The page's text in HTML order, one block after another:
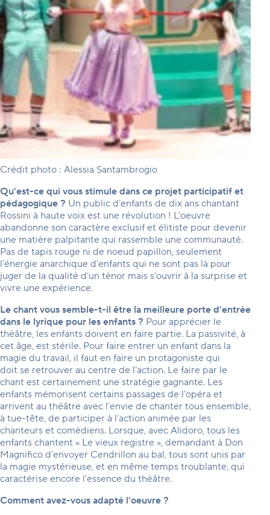
Crédit photo : Alessia Santambrogio
Qu’est-ce qui vous stimule dans ce projet participatif et
pédagogique ? Un public d’enfants de dix ans chantant
Rossini à haute voix est une révolution ! L’oeuvre
abandonne son caractère exclusif et élitiste pour devenir
une matière palpitante qui rassemble une communauté.
Pas de tapis rouge ni de noeud papillon, seulement
l’énergie anarchique d’enfants qui ne sont pas là pour
juger de la qualité d’un ténor mais s’ouvrir à la surprise et
vivre une expérience.
Le chant vous semble-t-il être la meilleure porte d’entrée
dans le lyrique pour les enfants ? Pour apprécier le
théâtre, les enfants doivent en faire partie. La passivité, à
cet âge, est stérile. Pour faire entrer un enfant dans la
magie du travail, il faut en faire un protagoniste qui
doit se retrouver au centre de l’action. Le faire par le
chant est certainement une stratégie gagnante. Les
enfants mémorisent certains passages de l’opéra et
arrivent au théâtre avec l’envie de chanter tous ensemble,
à tue-tête, de participer à l’action animée par les
chanteurs et comédiens. Lorsque, avec Alidoro, tous les
enfants chantent « Le vieux registre », demandant à Don
Magnifico d’envoyer Cendrillon au bal, tous sont unis par
la magie mystérieuse, et en même temps troublante, qui
caractérise encore l’essence du théâtre.
Comment avez-vous adapté l’oeuvre ?